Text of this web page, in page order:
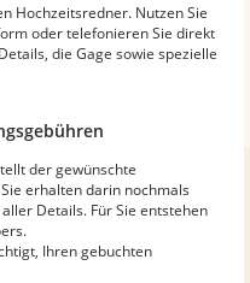
Hochzeitsredner. Nutzen Sie
oder telefonieren Sie direkt
die Gage sowie spezielle
der gewünschte
erhalten darin nochmals
Details. Für Sie entstehen
Ihren gebuchten